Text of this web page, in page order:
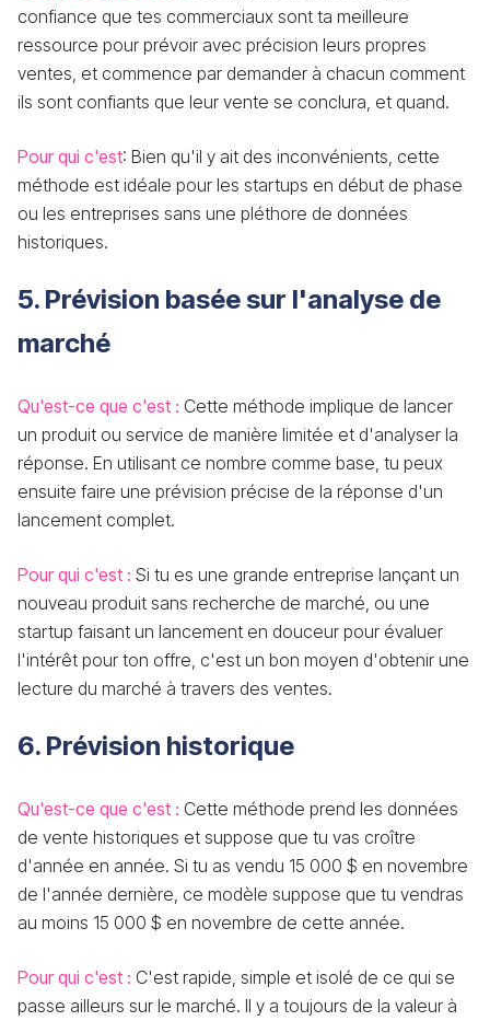
confiance que tes commerciaux sont ta meilleure
ressource pour prévoir avec précision leurs propres
ventes, et commence par demander à chacun comment
ils sont confiants que leur vente se conclura, et quand.
Pour qui c'est: Bien qu'il y ait des inconvénients, cette
méthode est idéale pour les startups en début de phase
ou les entreprises sans une pléthore de données
historiques.
5. Prévision basée sur l'analyse de
marché
Qu'est-ce que c'est : Cette méthode implique de lancer
un produit ou service de manière limitée et d'analyser la
réponse. En utilisant ce nombre comme base, tu peux
ensuite faire une prévision précise de la réponse d'un
lancement complet.
Pour qui c'est : Si tu es une grande entreprise lançant un
nouveau produit sans recherche de marché, ou une
startup faisant un lancement en douceur pour évaluer
l'intérêt pour ton offre, c'est un bon moyen d'obtenir une
lecture du marché à travers des ventes.
6. Prévision historique
Qu'est-ce que c'est : Cette méthode prend les données
de vente historiques et suppose que tu vas croître
d'année en année. Si tu as vendu 15 000 $ en novembre
de l'année dernière, ce modèle suppose que tu vendras
au moins 15 000 $ en novembre de cette année.
Pour qui c'est : C'est rapide, simple et isolé de ce qui se
passe ailleurs sur le marché. Il y a toujours de la valeur à